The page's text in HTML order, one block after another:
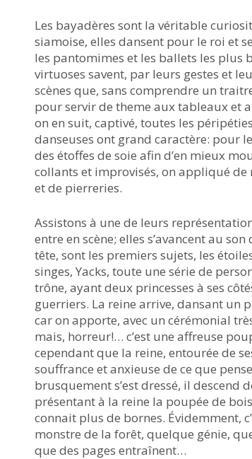
Les bayadères sont la véritable
siamoise, elles dansent pour le roi et
les pantomimes et les ballets les plus
virtuoses savent, par leurs gestes et
scènes que, sans comprendre un
pour servir de theme aux tableaux et
on en suit, captivé, toutes les
danseuses ont grand caractère: pour
des étoffes de soie afin d’en mieux
collants et improvisés, on appliqué de
et de pierreries.
Assistons à une de leurs
entre en scène; elles s’avancent au
tête, sont les premiers sujets, les
singes, Yacks, toute une série de
trône, ayant deux princesses à ses
guerriers. La reine arrive, dansant un
car on apporte, avec un cérémonial
mais, horreur!… c’est une affreuse
cependant que la reine, entourée de
souffrance et anxieuse de ce que
brusquement s’est dressé, il descend
présentant à la reine la poupée de
connait plus de bornes. Évidemment,
monstre de la forêt, quelque génie,
que des pages entraînent…